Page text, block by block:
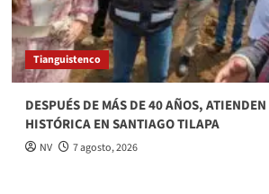
Tianguistenco
DESPUÉS DE MÁS DE 40 AÑOS,
HISTÓRICA EN SANTIAGO TILAPA
NV 7 agosto, 2026